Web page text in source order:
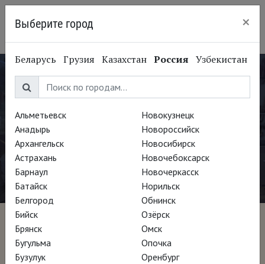
Алфавит Манджаротти
Режиссёр Давиде Маффеи
Выберите город ×
Беларусь Грузия Казахстан Россия Узбекистан
Альметьевск
Анадырь
Архангельск
Астрахань
Барнаул
Батайск
Белгород
Бийск
Брянск
Бугульма
Бузулук
Новокузнецк
Новороссийск
Новосибирск
Новочебоксарск
Новочеркасск
Норильск
Обнинск
Озёрск
Омск
Опочка
Оренбург